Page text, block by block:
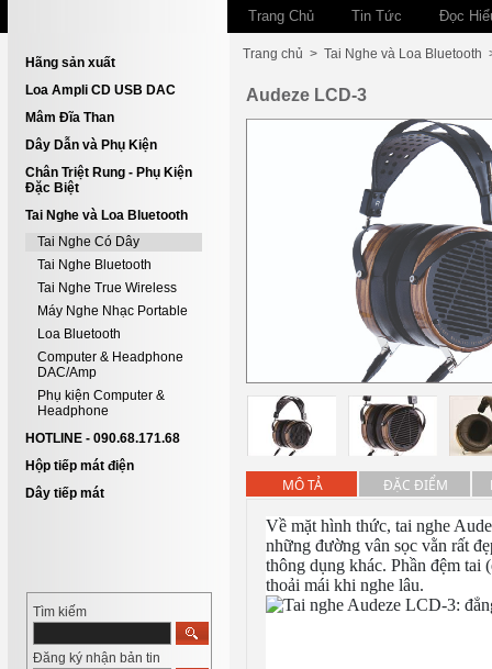
Trang Chủ Tin Tức Đọc
Hãng sản xuất
Loa Ampli CD USB DAC
Mâm Đĩa Than
Dây Dẫn và Phụ Kiện
Chân Triệt Rung - Phụ Kiện
Đặc Biệt
Tai Nghe và Loa Bluetooth
Tai Nghe Có Dây
Tai Nghe Bluetooth
Tai Nghe True Wireless
Máy Nghe Nhạc Portable
Loa Bluetooth
Computer & Headphone
DAC/Amp
Phụ kiện Computer &
Headphone
HOTLINE - 090.68.171.68
Hộp tiếp mát điện
Dây tiếp mát
Tìm kiếm
Đăng ký nhận bản tin
Trang chủ > Tai Nghe và Loa Bluetooth
Audeze LCD-3
MÔ TẢ ĐẶC ĐIỂM
Về mặt hình thức, tai nghe
những đường vân sọc vằn rất
thông dụng khác. Phần đệm tai
thoải mái khi nghe lâu.